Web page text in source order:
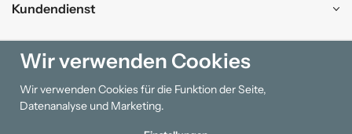
Kundendienst
Einkaufen
Information
Wir verwenden Cookies
Wir verwenden Cookies für die Funktion der Seite,
Datenanalyse und Marketing.